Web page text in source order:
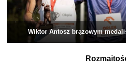
Wiktor Antosz brązowym